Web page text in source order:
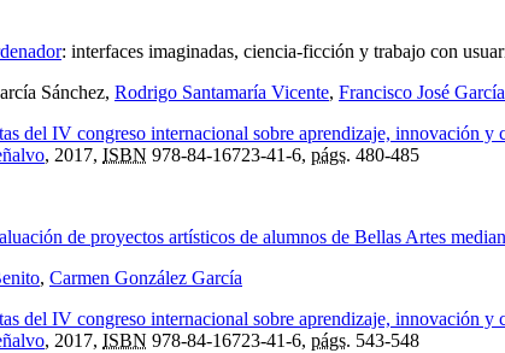
: interfaces imaginadas, ciencia-ficción y trabajo con
Sánchez, Rodrigo Santamaría Vicente, Francisco José
del IV congreso internacional sobre aprendizaje, innovación
, 2017, ISBN 978-84-16723-41-6, págs. 480-485
de proyectos artísticos de alumnos de Bellas Artes
, Carmen González García
del IV congreso internacional sobre aprendizaje, innovación
, 2017, ISBN 978-84-16723-41-6, págs. 543-548